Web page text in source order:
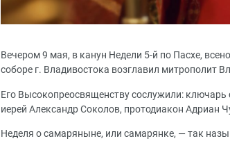
Вечером 9 мая, в канун Недели 5-й по Пасхе,
соборе г. Владивостока возглавил митрополит
Его Высокопреосвященству сослужили:
иерей Александр Соколов, протодиакон Адриан
Неделя о самаряныне, или самарянке, — так